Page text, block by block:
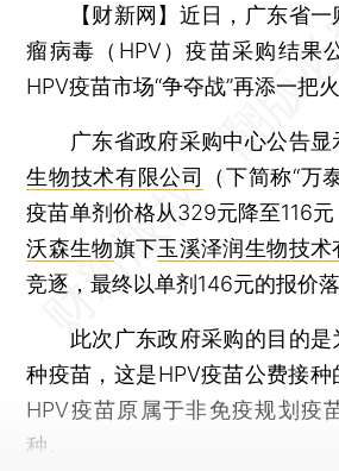
【财新网】 近日，广东省
瘤病毒（HPV）疫苗采购结果
HPV疫苗市场“争夺战”再添一把火
广东省政府采购中心公告显
生物技术有限公司
（下简称“万
疫苗单剂价格从329元降至116元
沃森生物旗下玉溪泽润生物技术
竞逐，最终以单剂146元的报价落
此次广东政府采购的目的是
种疫苗，这是HPV疫苗公费接种
HPV疫苗原属于非免疫规划疫
种。